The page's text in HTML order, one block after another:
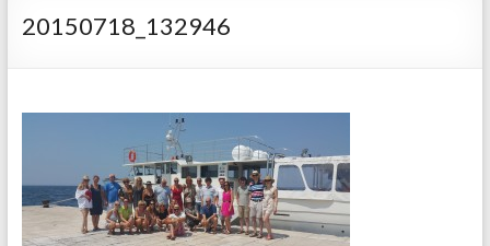
20150718_132946